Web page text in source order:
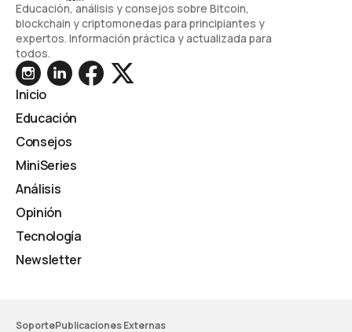
Educación, análisis y consejos sobre Bitcoin,
blockchain y criptomonedas para principiantes y
expertos. Información práctica y actualizada para
todos.
Inicio
Educación
Consejos
MiniSeries
Análisis
Opinión
Tecnología
Newsletter
SoportePublicaciones Externas